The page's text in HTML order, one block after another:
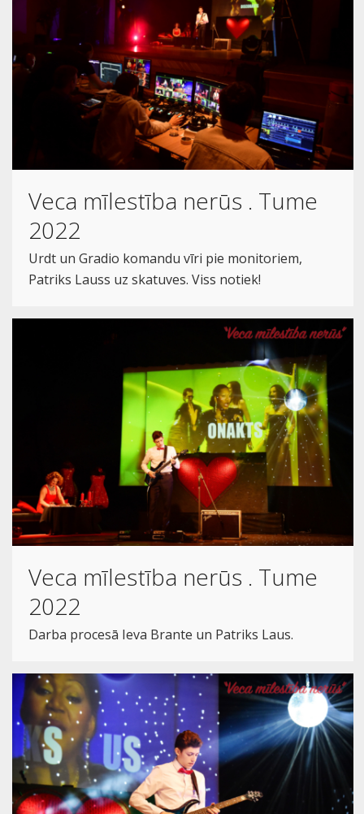
Veca mīlestība nerūs . Tume
2022
Urdt un Gradio komandu vīri pie monitoriem,
Patriks Lauss uz skatuves. Viss notiek!
Veca mīlestība nerūs . Tume
2022
Darba procesā Ieva Brante un Patriks Laus.